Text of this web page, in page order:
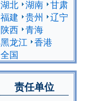
湖北 湖南 甘肃
福建 贵州
辽宁
陕西 青海
黑龙江 香港
全国
责任单位